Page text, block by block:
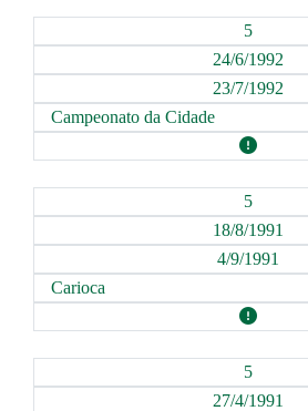
5
24/6/1992
23/7/1992
Campeonato da Cidade
5
18/8/1991
4/9/1991
Carioca
5
27/4/1991